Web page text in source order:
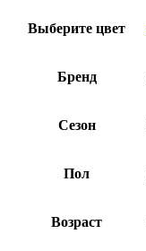
Выберите цвет
Бренд
Сезон
Пол
Возраст